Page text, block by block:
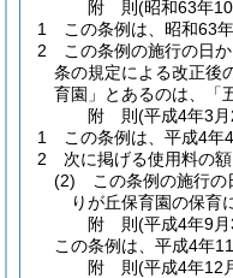
附 則(昭和63年
1
この条例は、昭和63
2
この条例の施行の日
条の規定による改正後
育園」とあるのは、「
附 則(平成4年3
1
この条例は、平成4年
2
次に掲げる使用料の
(2)
この条例の施行の
りが丘保育園の保育
附 則(平成4年9
この条例は、平成4年
附 則(平成4年12